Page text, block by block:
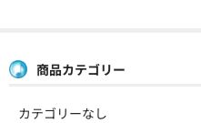
商品カテゴリー
カテゴリーなし